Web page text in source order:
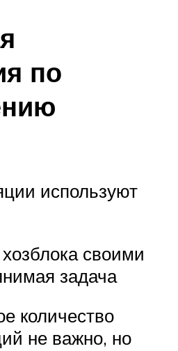
по
используют
своими
задача
количество
не важно, но